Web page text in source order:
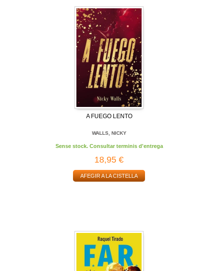
A FUEGO LENTO
WALLS, NICKY
Sense stock. Consultar terminis d'entrega
18,95 €
AFEGIR A LA CISTELLA